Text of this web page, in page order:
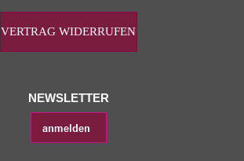
VERTRAG WIDERRUFEN
NEWSLETTER